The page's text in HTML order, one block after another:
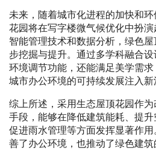
未来，随着城市化进程的加快和
花园将在写字楼微气候优化中扮
智能管理技术和数据分析，绿色
步挖掘与提升。通过多学科融合
环境调节功能，还能满足美学需
城市办公环境的可持续发展注入新
综上所述，采用生态屋顶花园作
手段，能够在降低建筑能耗、提
促进雨水管理等方面发挥显著作
善了办公环境，也推动了绿色建